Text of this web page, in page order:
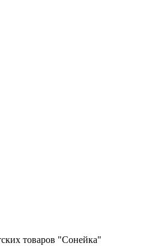
товаров "Сонейка"